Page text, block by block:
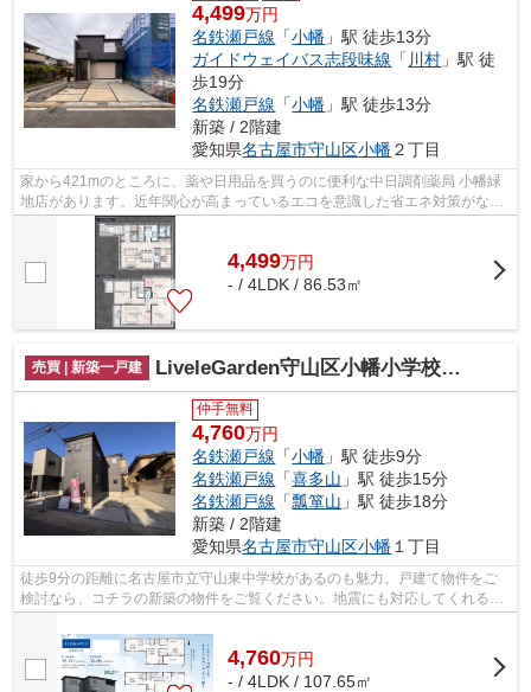
4,499万円
名鉄瀬戸線 「小幡 」駅 徒歩13分
ガイドウェイバス志段味線 「 川村 」駅 徒
歩19分
名鉄瀬戸線 「小幡 」駅 徒歩13分
新築 / 2階建
愛知県名古屋市守山区小幡２丁目
家から421mのところに、薬や日用品を買うのに便利な中日調剤薬局 小幡緑
地店があります。近年関心が高まっているエコを意識した省エネ対策がなさ
れています。夢のマイホームは思い切っ...
4,499万円
- / 4LDK / 86.53㎡
売買 | 新築一戸建 LiveleGarden守山区小幡小学校東全１棟【仲介手数料無料 小幡小 守山東中】
仲手無料
4,760万円
名鉄瀬戸線 「小幡 」駅 徒歩9分
名鉄瀬戸線 「喜多山 」駅 徒歩15分
名鉄瀬戸線 「瓢箪山 」駅 徒歩18分
新築 / 2階建
愛知県名古屋市守山区小幡 １丁目
徒歩9分の距離に名古屋市立守山東中学校があるのも魅力。戸建て物件をご
検討なら、コチラの新築の物件をご覧ください。地震にも対応してくれる強
い地盤の物件は安心感があります。省エ...
4,760万円
- / 4LDK / 107.65㎡